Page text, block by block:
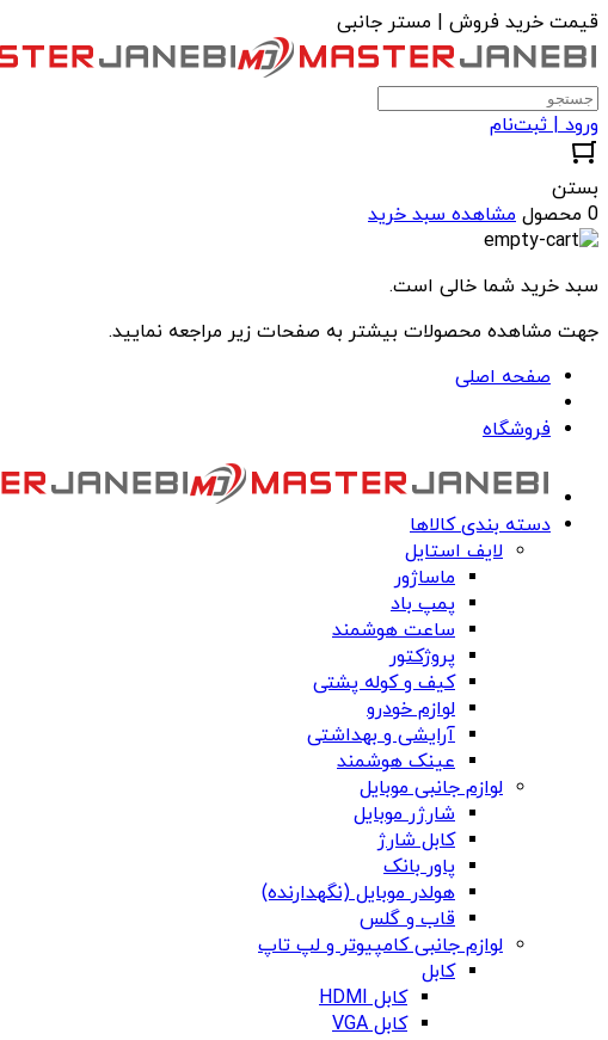
قیمت خرید فروش | مستر جانبی
ورود | ثبت‌نام
بستن
0 محصول
مشاهده سبد خرید
سبد خرید شما خالی است.
جهت مشاهده محصولات بیشتر به صفحات زیر مراجعه نمایید.
صفحه اصلی
فروشگاه
دسته بندی کالاها
لایف استایل
ماساژور
پمپ باد
ساعت هوشمند
پروژکتور
کیف و کوله پشتی
لوازم خودرو
آرایشی و بهداشتی
عینک هوشمند
لوازم جانبی موبایل
شارژر موبایل
کابل شارژ
پاور بانک
هولدر موبایل (نگهدارنده)
قاب و گلس
لوازم جانبی کامپیوتر و لپ تاپ
کابل
کابل HDMI
کابل VGA